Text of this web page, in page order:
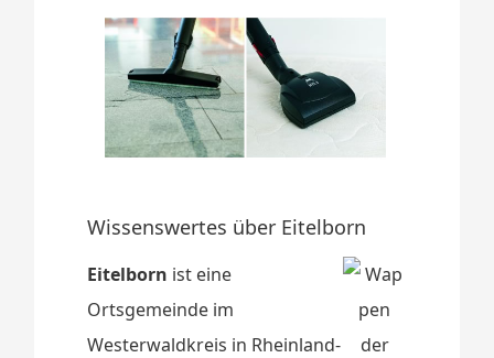
Wissenswertes über Eitelborn
Eitelborn ist eine
Ortsgemeinde im
Westerwaldkreis in Rheinland-